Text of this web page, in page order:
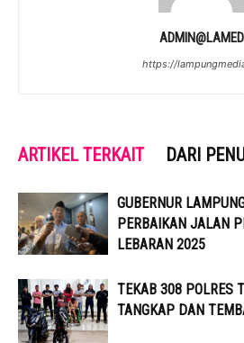
ADMIN@LAMED
https://
ARTIKEL TERKAIT DARI
GUBERNUR
PERBAIKAN JALAN
LEBARAN 2025
TEKAB 308 POLRES
TANGKAP DAN